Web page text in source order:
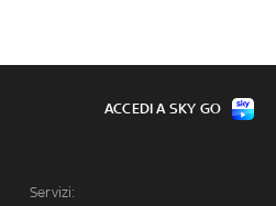
Servizi:
ACCEDI A SKY GO